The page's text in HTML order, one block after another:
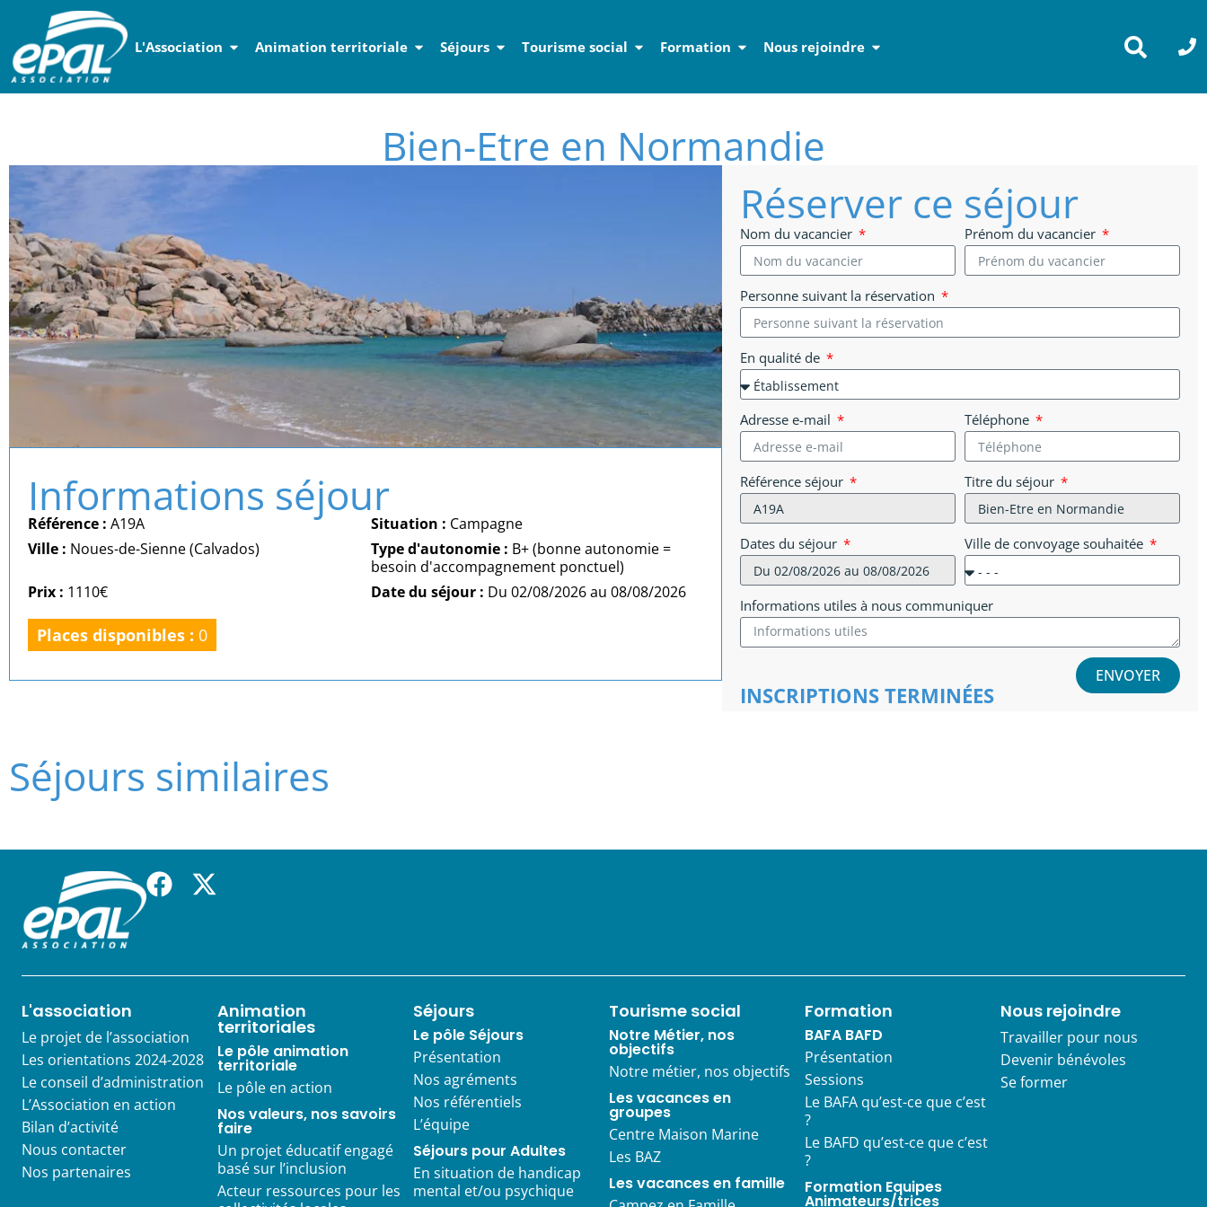
L'Association Animation territoriale Séjours Tourisme social Formation Nous rejoindre
Bien-Etre en Normandie
Informations séjour
Référence : A19A Situation : Campagne
Ville : Noues-de-Sienne (Calvados) Type d'autonomie : B+ (bonne autonomie =
besoin d'accompagnement ponctuel)
Prix : 1110€ Date du séjour : Du 02/08/2026 au 08/08/2026
Places disponibles : 0
Réserver ce séjour
Nom du vacancier Prénom du vacancier
Personne suivant la réservation
En qualité de
Adresse e-mail Téléphone
Référence séjour Titre du séjour
Dates du séjour Ville de convoyage souhaitée
Informations utiles à nous communiquer
ENVOYER
INSCRIPTIONS TERMINÉES
Séjours similaires
L'association
Le projet de l’association
Les orientations 2024-2028
Le conseil d’administration
L’Association en action
Bilan d’activité
Nous contacter
Nos partenaires
Animation
territoriales
Le pôle animation
territoriale
Le pôle en action
Nos valeurs, nos savoirs
faire
Un projet éducatif engagé
basé sur l’inclusion
Acteur ressources pour les
Séjours
Le pôle Séjours
Présentation
Nos agréments
Nos référentiels
L’équipe
Séjours pour Adultes
En situation de handicap
mental et/ou psychique
Tourisme social
Notre Métier, nos
objectifs
Notre métier, nos objectifs
Les vacances en
groupes
Centre Maison Marine
Les BAZ
Les vacances en famille
Formation
BAFA BAFD
Présentation
Sessions
Le BAFA qu’est-ce que c’est
?
Le BAFD qu’est-ce que c’est
?
Formation Equipes
Animateurs/trices
Nous rejoindre
Travailler pour nous
Devenir bénévoles
Se former
Panneau de gestion des cookies